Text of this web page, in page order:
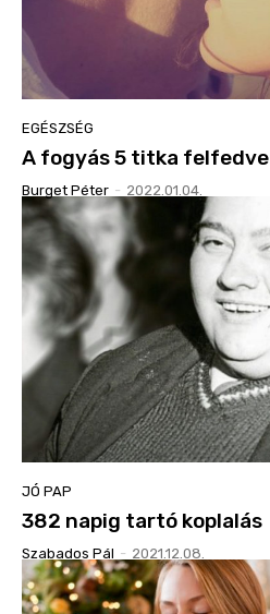
EGÉSZSÉG
A fogyás 5 titka felfedve
Burget Péter - 2022.01.04.
JÓ PAP
382 napig tartó koplalás
Szabados Pál - 2021.12.08.